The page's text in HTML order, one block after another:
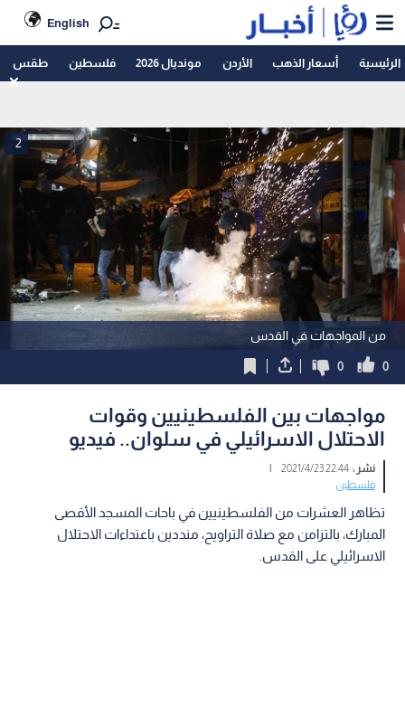
English
الرئيسية أسعار الذهب الأردن مونديال 2026 فلسطين طقس
من المواجهات في القدس
2
0
0
مواجهات بين الفلسطينيين وقوات
الاحتلال الاسرائيلي في سلوان.. فيديو
نشر :22:44 2021/4/23
|
فلسطين
تظاهر العشرات من الفلسطينيين في باحات المسجد الأقصى
المبارك، بالتزامن مع صلاة التراويح، منددين باعتداءات الاحتلال
الاسرائيلي على القدس.